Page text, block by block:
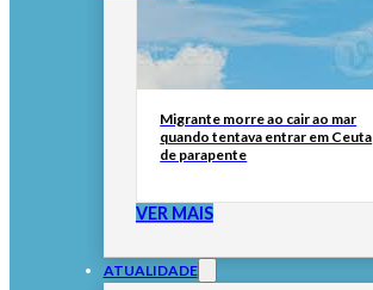
Migrante morre ao cair ao mar
quando tentava entrar em Ceuta
de parapente
VER MAIS
ATUALIDADE